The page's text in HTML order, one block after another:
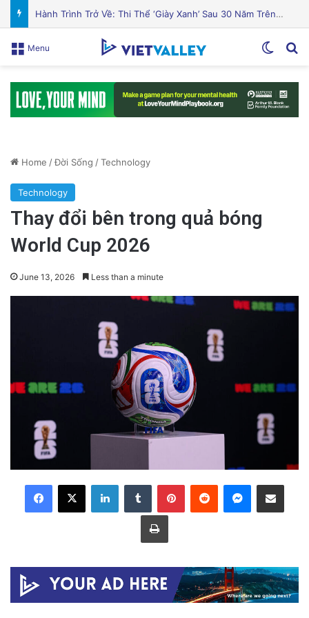
Cá hồi nướng gia vị Địa Trung Hải thơm ngon hấp dẫn
Menu
Home /Đời Sống /Technology
Technology
Thay đổi bên trong quả bóng
World Cup 2026
June 13, 2026 Less than a minute
LinkedInTumblr PinterestReddit Messenger
Share via Email
Print